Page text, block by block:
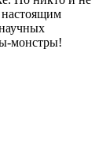
настоящим
монстры!